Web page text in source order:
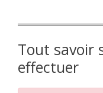
Tout savoir
effectuer